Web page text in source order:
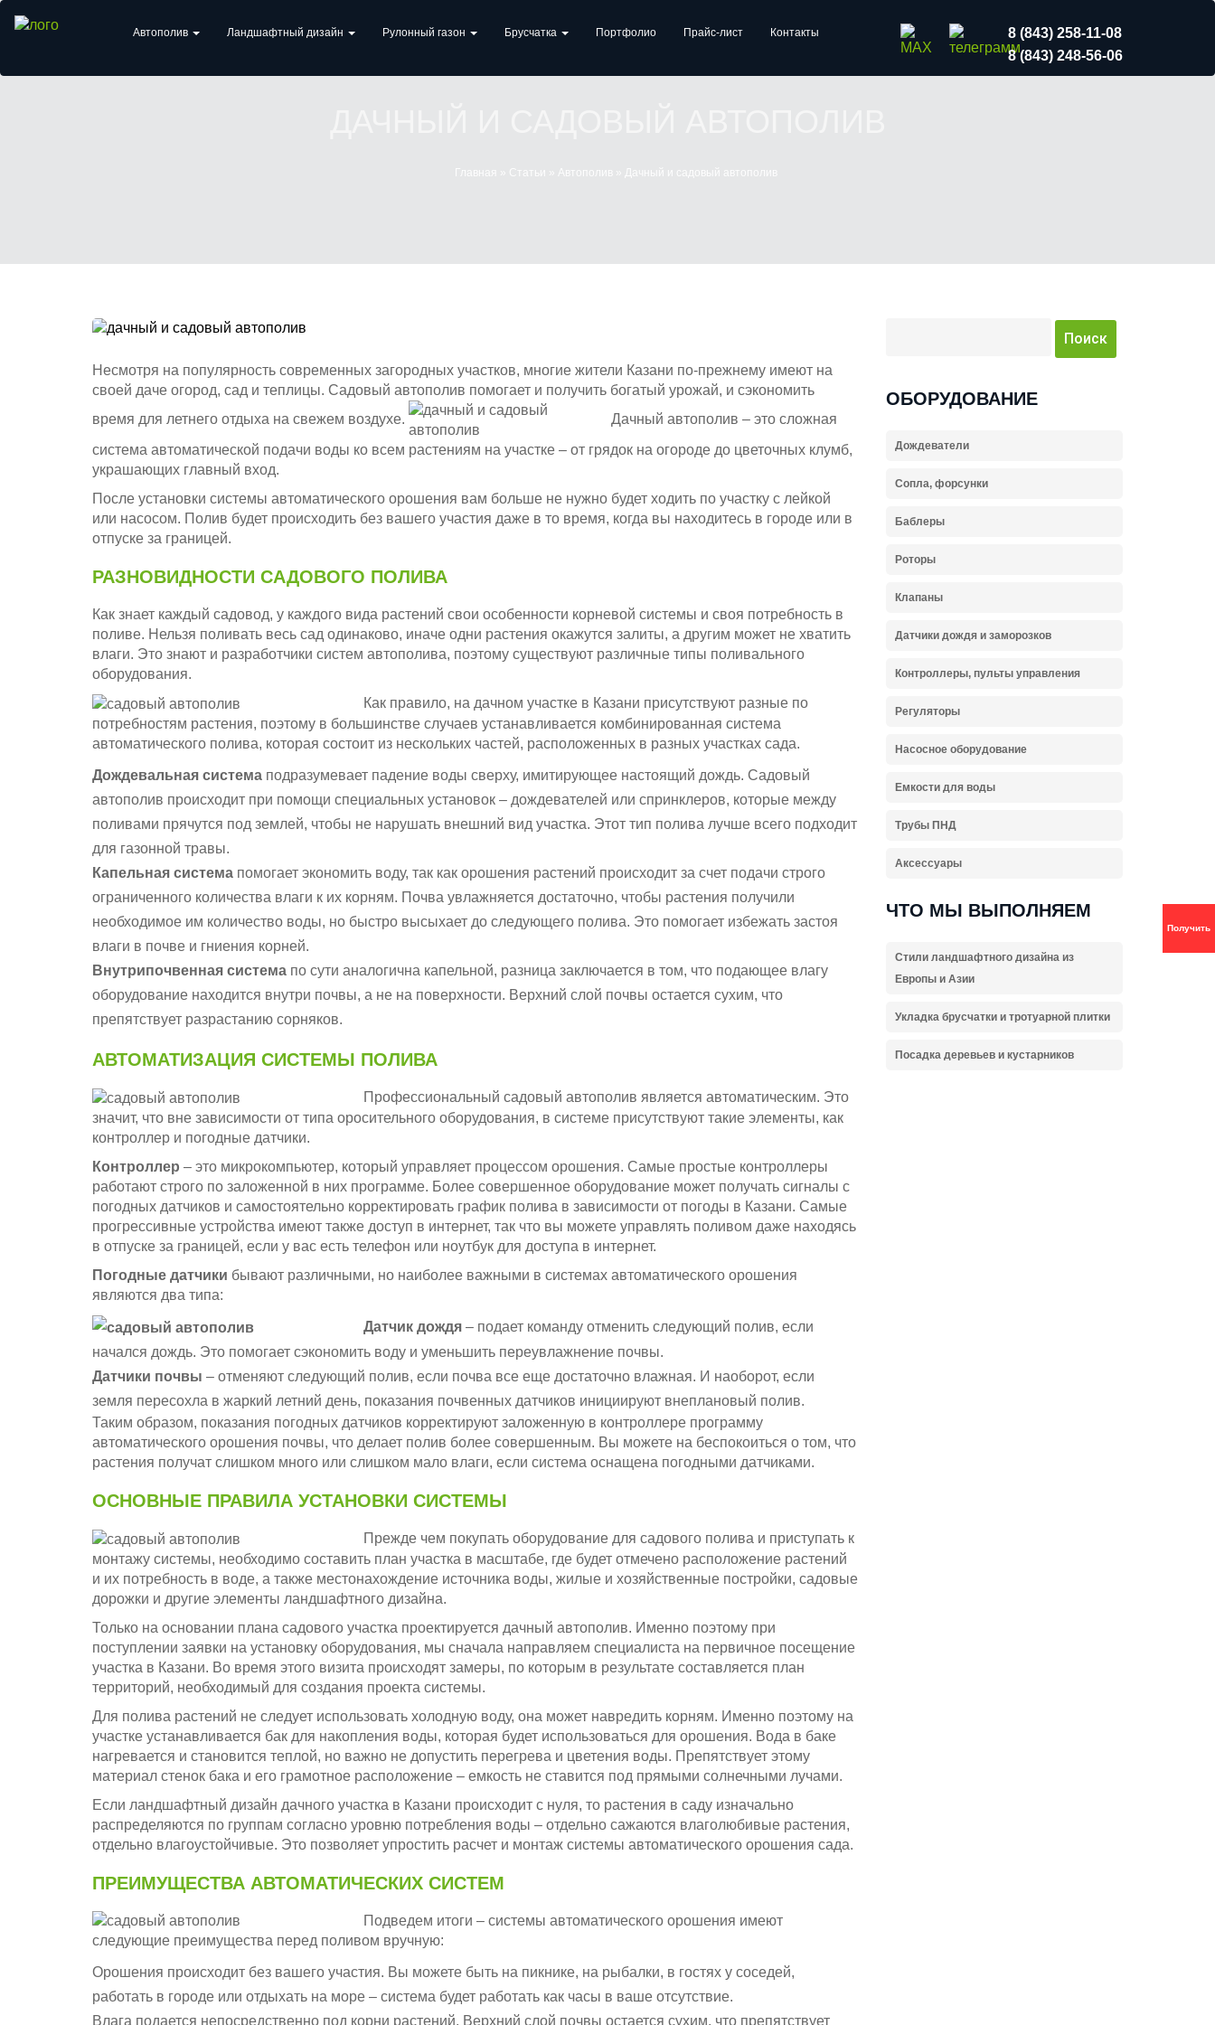
Автополив Ландшафтный дизайн Рулонный газон Брусчатка Портфолио Прайс-лист Контакты
8 (843) 258-11-08
8 (843) 248-56-06
Получить
Главная » Статьи » Автополив » Дачный и садовый автополив
Несмотря на популярность современных загородных участков, многие жители Казани по-прежнему имеют на
своей даче огород, сад и теплицы. Садовый автополив помогает и получить богатый урожай, и сэкономить
время для летнего отдыха на свежем воздухе.
Дачный автополив – это сложная
система автоматической подачи воды ко всем растениям на участке – от грядок на огороде до цветочных клумб,
украшающих главный вход.
После установки системы автоматического орошения вам больше не нужно будет ходить по участку с лейкой
или насосом. Полив будет происходить без вашего участия даже в то время, когда вы находитесь в городе или в
отпуске за границей.
РАЗНОВИДНОСТИ САДОВОГО ПОЛИВА
Как знает каждый садовод, у каждого вида растений свои особенности корневой системы и своя потребность в
поливе. Нельзя поливать весь сад одинаково, иначе одни растения окажутся залиты, а другим может не хватить
влаги. Это знают и разработчики систем автополива, поэтому существуют различные типы поливального
оборудования.
Как правило, на дачном участке в Казани присутствуют разные по
потребностям растения, поэтому в большинстве случаев устанавливается комбинированная система
автоматического полива, которая состоит из нескольких частей, расположенных в разных участках сада.
Дождевальная система подразумевает падение воды сверху, имитирующее настоящий дождь. Садовый
автополив происходит при помощи специальных установок – дождевателей или спринклеров, которые между
поливами прячутся под землей, чтобы не нарушать внешний вид участка. Этот тип полива лучше всего подходит
для газонной травы.
Капельная система помогает экономить воду, так как орошения растений происходит за счет подачи строго
ограниченного количества влаги к их корням. Почва увлажняется достаточно, чтобы растения получили
необходимое им количество воды, но быстро высыхает до следующего полива. Это помогает избежать застоя
влаги в почве и гниения корней.
Внутрипочвенная система по сути аналогична капельной, разница заключается в том, что подающее влагу
оборудование находится внутри почвы, а не на поверхности. Верхний слой почвы остается сухим, что
препятствует разрастанию сорняков.
АВТОМАТИЗАЦИЯ СИСТЕМЫ ПОЛИВА
Профессиональный садовый автополив является автоматическим. Это
значит, что вне зависимости от типа оросительного оборудования, в системе присутствуют такие элементы, как
контроллер и погодные датчики.
Контроллер – это микрокомпьютер, который управляет процессом орошения. Самые простые контроллеры
работают строго по заложенной в них программе. Более совершенное оборудование может получать сигналы с
погодных датчиков и самостоятельно корректировать график полива в зависимости от погоды в Казани. Самые
прогрессивные устройства имеют также доступ в интернет, так что вы можете управлять поливом даже находясь
в отпуске за границей, если у вас есть телефон или ноутбук для доступа в интернет.
Погодные датчики бывают различными, но наиболее важными в системах автоматического орошения
являются два типа:
Датчик дождя – подает команду отменить следующий полив, если
начался дождь. Это помогает сэкономить воду и уменьшить переувлажнение почвы.
Датчики почвы – отменяют следующий полив, если почва все еще достаточно влажная. И наоборот, если
земля пересохла в жаркий летний день, показания почвенных датчиков инициируют внеплановый полив.
Таким образом, показания погодных датчиков корректируют заложенную в контроллере программу
автоматического орошения почвы, что делает полив более совершенным. Вы можете на беспокоиться о том, что
растения получат слишком много или слишком мало влаги, если система оснащена погодными датчиками.
ОСНОВНЫЕ ПРАВИЛА УСТАНОВКИ СИСТЕМЫ
Прежде чем покупать оборудование для садового полива и приступать к
монтажу системы, необходимо составить план участка в масштабе, где будет отмечено расположение растений
и их потребность в воде, а также местонахождение источника воды, жилые и хозяйственные постройки, садовые
дорожки и другие элементы ландшафтного дизайна.
Только на основании плана садового участка проектируется дачный автополив. Именно поэтому при
поступлении заявки на установку оборудования, мы сначала направляем специалиста на первичное посещение
участка в Казани. Во время этого визита происходят замеры, по которым в результате составляется план
территорий, необходимый для создания проекта системы.
Для полива растений не следует использовать холодную воду, она может навредить корням. Именно поэтому на
участке устанавливается бак для накопления воды, которая будет использоваться для орошения. Вода в баке
нагревается и становится теплой, но важно не допустить перегрева и цветения воды. Препятствует этому
материал стенок бака и его грамотное расположение – емкость не ставится под прямыми солнечными лучами.
Если ландшафтный дизайн дачного участка в Казани происходит с нуля, то растения в саду изначально
распределяются по группам согласно уровню потребления воды – отдельно сажаются влаголюбивые растения,
отдельно влагоустойчивые. Это позволяет упростить расчет и монтаж системы автоматического орошения сада.
ПРЕИМУЩЕСТВА АВТОМАТИЧЕСКИХ СИСТЕМ
Подведем итоги – системы автоматического орошения имеют
следующие преимущества перед поливом вручную:
Орошения происходит без вашего участия. Вы можете быть на пикнике, на рыбалки, в гостях у соседей,
работать в городе или отдыхать на море – система будет работать как часы в ваше отсутствие.
Влага подается непосредственно под корни растений. Верхний слой почвы остается сухим, что препятствует
ОБОРУДОВАНИЕ
Дождеватели
Сопла, форсунки
Баблеры
Роторы
Клапаны
Датчики дождя и заморозков
Контроллеры, пульты управления
Регуляторы
Насосное оборудование
Емкости для воды
Трубы ПНД
Аксессуары
ЧТО МЫ ВЫПОЛНЯЕМ
Стили ландшафтного дизайна из
Европы и Азии
Укладка брусчатки и тротуарной плитки
Посадка деревьев и кустарников